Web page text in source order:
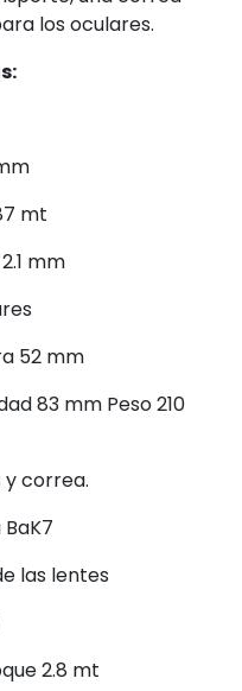
los oculares.
mt
mm
52 mm
83 mm Peso 210
y correa.
las lentes
2.8 mt